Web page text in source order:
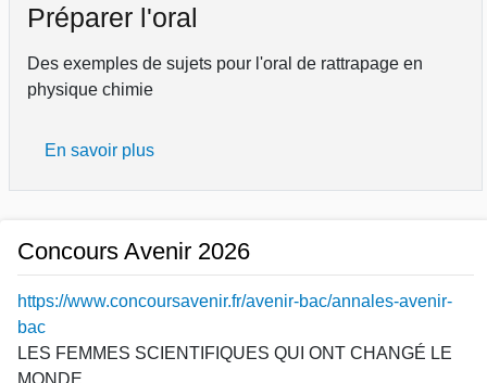
Préparer l'oral
Des exemples de sujets pour l'oral de rattrapage en
physique chimie
En savoir plus
Concours Avenir 2026
https://www.concoursavenir.fr/avenir-bac/annales-avenir-
bac
LES FEMMES SCIENTIFIQUES QUI ONT CHANGÉ LE